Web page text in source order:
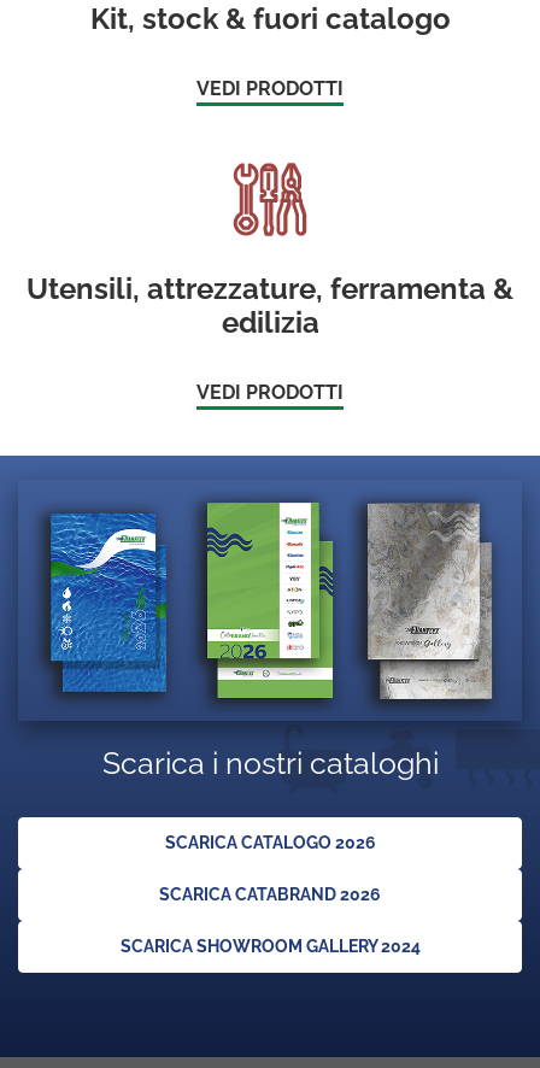
Kit, stock & fuori catalogo
VEDI PRODOTTI
Utensili, attrezzature, ferramenta &
edilizia
VEDI PRODOTTI
Scarica i nostri cataloghi
SCARICA CATALOGO 2026
SCARICA CATABRAND 2026
SCARICA SHOWROOM GALLERY 2024